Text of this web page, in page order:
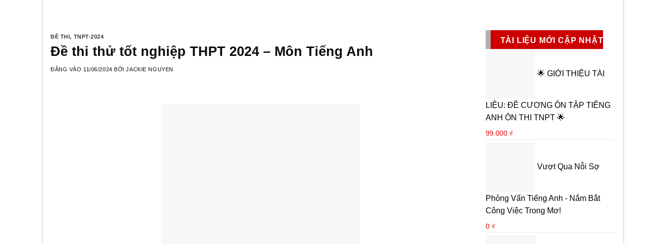
ĐỀ THI, TNPT-2024
Đề thi thử tốt nghiệp THPT 2024 – Môn Tiếng Anh
ĐĂNG VÀO 11/06/2024 BỞIJACKIE NGUYEN
TÀI LIỆU MỚI CẬP NHẬT
🌟 GIỚI THIỆU TÀI
LIỆU: ĐỀ CƯƠNG ÔN TẬP TIẾNG
ANH ÔN THI TNPT 🌟
99.000 ₫
Vượt Qua Nỗi Sợ
Phỏng Vấn Tiếng Anh - Nắm Bắt
Công Việc Trong Mơ!
0 ₫